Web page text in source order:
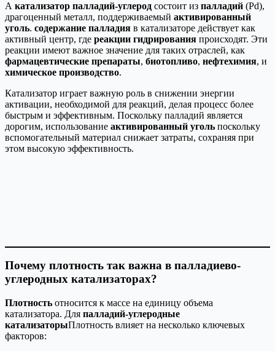
А катализатор палладий-углерод состоит из палладий (Pd),
драгоценный металл, поддерживаемый активированный
уголь. содержание палладия в катализаторе действует как
активный центр, где реакции гидрирования происходят. Эти
реакции имеют важное значение для таких отраслей, как
фармацевтические препараты, биотопливо, нефтехимия, и
химическое производство.
Катализатор играет важную роль в снижении энергии
активации, необходимой для реакций, делая процесс более
быстрым и эффективным. Поскольку палладий является
дорогим, использование активированный уголь поскольку
вспомогательный материал снижает затраты, сохраняя при
этом высокую эффективность.
Почему плотность так важна в палладиево-
углеродных катализаторах?
Плотность относится к массе на единицу объема
катализатора. Для палладий-углеродные
катализаторыПлотность влияет на несколько ключевых
факторов: